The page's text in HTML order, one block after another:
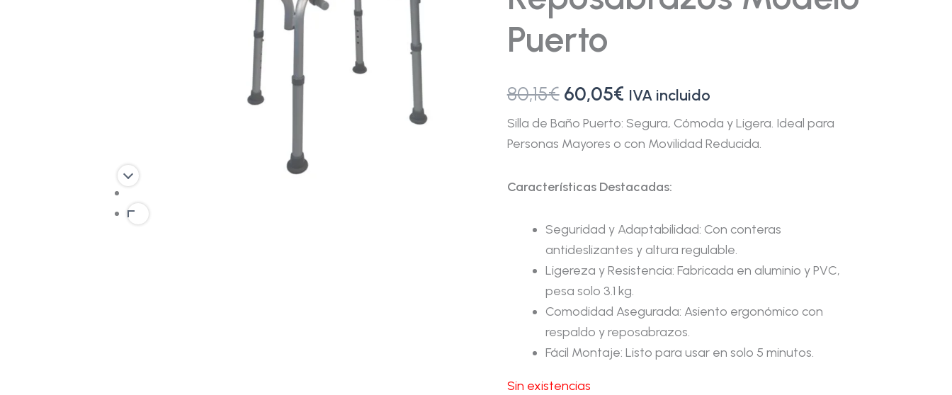
Puerto
80,15€ 60,05€ IVA incluido
Silla de Baño Puerto: Segura, Cómoda y Ligera. Ideal para
Personas Mayores o con Movilidad Reducida.
Características Destacadas:
Seguridad y Adaptabilidad: Con conteras
antideslizantes y altura regulable.
Ligereza y Resistencia: Fabricada en aluminio y PVC,
pesa solo 3.1 kg.
Comodidad Asegurada: Asiento ergonómico con
respaldo y reposabrazos.
Fácil Montaje: Listo para usar en solo 5 minutos.
Sin existencias